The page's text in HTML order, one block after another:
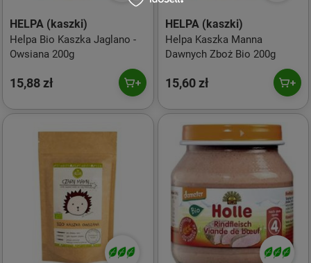
HELPA (kaszki)
Helpa Bio Kaszka Jaglano -
Owsiana 200g
15,88 zł
HELPA (kaszki)
Helpa Kaszka Manna
Dawnych Zboż Bio 200g
15,60 zł